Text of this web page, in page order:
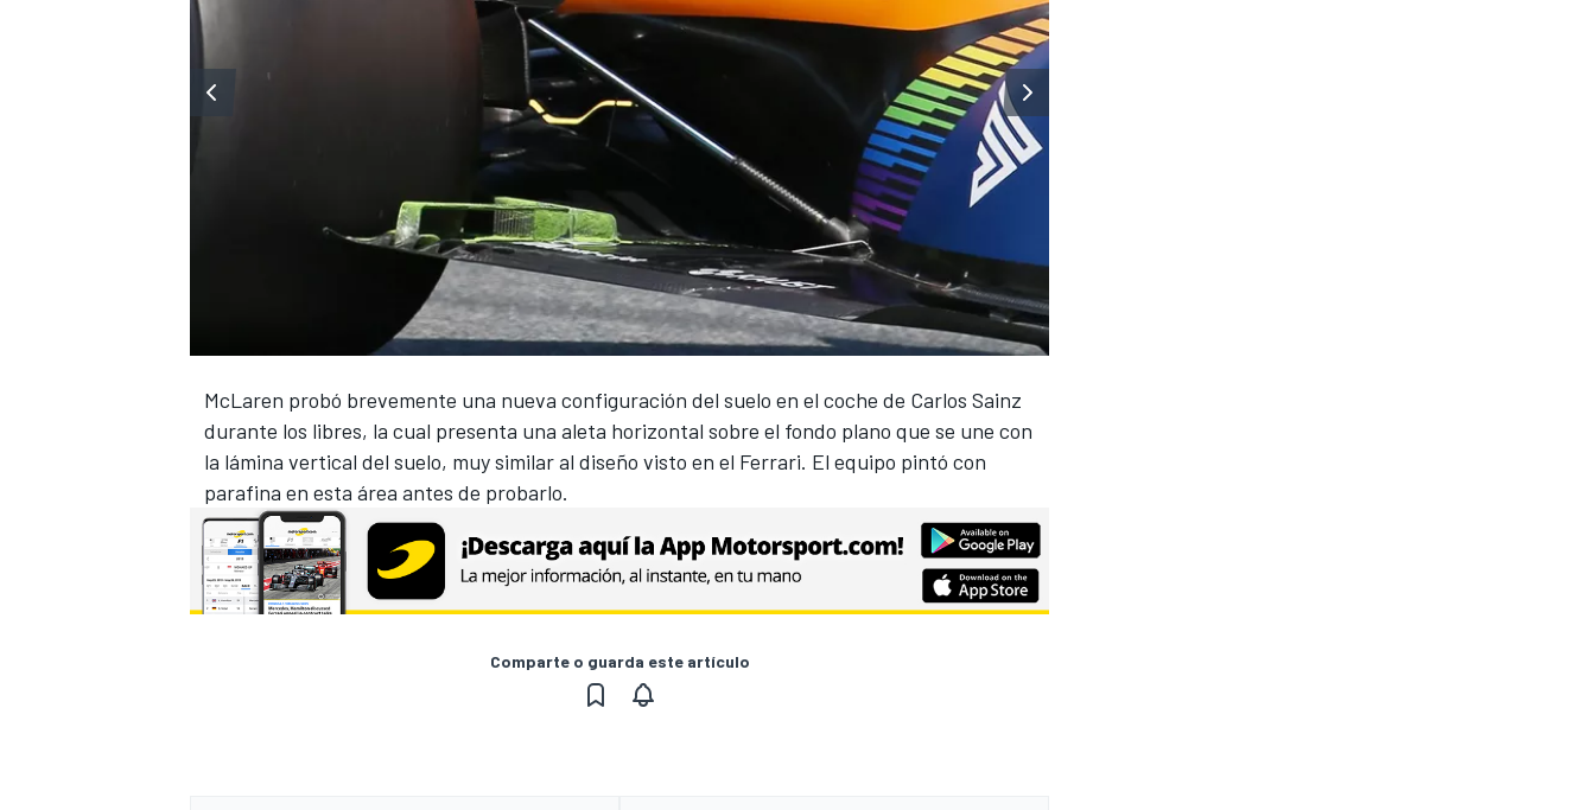
McLaren probó brevemente una nueva configuración del suelo en el coche de Carlos Sainz
durante los libres, la cual presenta una aleta horizontal sobre el fondo plano que se une con
la lámina vertical del suelo, muy similar al diseño visto en el Ferrari. El equipo pintó con
parafina en esta área antes de probarlo.
Comparte o guarda este artículo